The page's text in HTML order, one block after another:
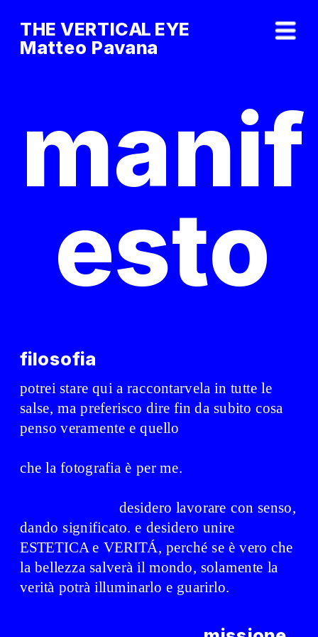
THE VERTICAL EYE
Matteo Pavana
manif
esto
filosofia
potrei stare qui a raccontarvela in tutte le
salse, ma preferisco dire fin da subito cosa
penso veramente e quello
che la fotografia è per me.
dando significato. e desidero unire
ESTETICA e VERITÁ, perché se è vero che
la bellezza salverà il mondo, solamente la
verità potrà illuminarlo e guarirlo.